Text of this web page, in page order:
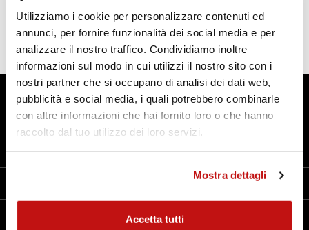
Utilizziamo i cookie per personalizzare contenuti ed
annunci, per fornire funzionalità dei social media e per
analizzare il nostro traffico. Condividiamo inoltre
informazioni sul modo in cui utilizzi il nostro sito con i
nostri partner che si occupano di analisi dei dati web,
pubblicità e social media, i quali potrebbero combinarle
con altre informazioni che hai fornito loro o che hanno
raccolto dal tuo utilizzo dei loro servizi.
Mostra dettagli
Accetta tutti
Manuale della sospensione
Tecnologia a 360°
Contatti
Azienda